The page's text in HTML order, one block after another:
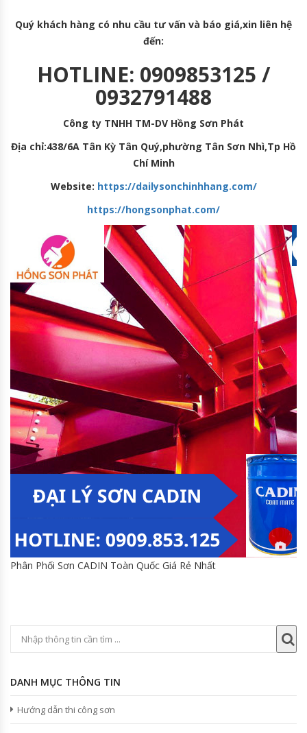
Quý khách hàng có nhu cầu tư vấn và báo giá,xin liên hệ
đến:
HOTLINE: 0909853125 /
0932791488
Công ty TNHH TM-DV Hồng Sơn Phát
Địa chỉ:438/6A Tân Kỳ Tân Quý,phường Tân Sơn Nhì,Tp Hồ
Chí Minh
Website: https://dailysonchinhhang.com/
https://hongsonphat.com/
Phân Phối Sơn CADIN Toàn Quốc Giá Rẻ Nhất
DANH MỤC THÔNG TIN
Hướng dẫn thi công sơn